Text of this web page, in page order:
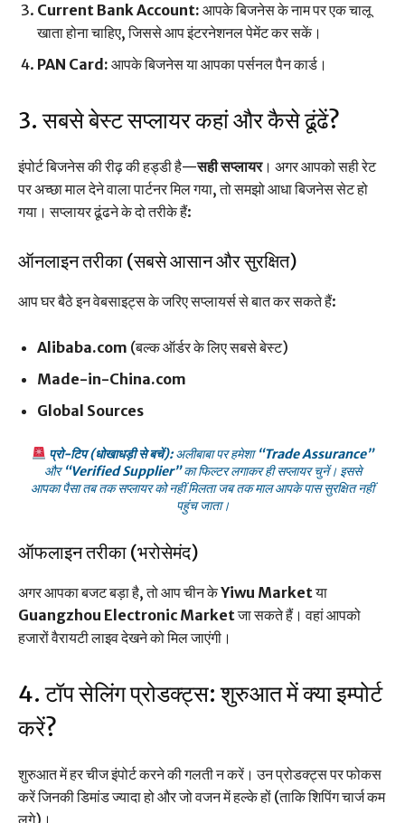
Current Bank Account: आपके बिजनेस के नाम पर एक चालू
खाता होना चाहिए, जिससे आप इंटरनेशनल पेमेंट कर सकें।
PAN Card: आपके बिजनेस या आपका पर्सनल पैन कार्ड।
3. सबसे बेस्ट सप्लायर कहां और कैसे ढूंढें?
इंपोर्ट बिजनेस की रीढ़ की हड्डी है—सही सप्लायर। अगर आपको सही रेट
पर अच्छा माल देने वाला पार्टनर मिल गया, तो समझो आधा बिजनेस सेट हो
गया। सप्लायर ढूंढने के दो तरीके हैं:
ऑनलाइन तरीका (सबसे आसान और सुरक्षित)
आप घर बैठे इन वेबसाइट्स के जरिए सप्लायर्स से बात कर सकते हैं:
Alibaba.com (बल्क ऑर्डर के लिए सबसे बेस्ट)
Made-in-China.com
Global Sources
प्रो-टिप (धोखाधड़ी से बचें):अलीबाबा पर हमेशा“Trade Assurance”
और“Verified Supplier”का फिल्टर लगाकर ही सप्लायर चुनें। इससे
आपका पैसा तब तक सप्लायर को नहीं मिलता जब तक माल आपके पास सुरक्षित नहीं
पहुंच जाता।
ऑफलाइन तरीका (भरोसेमंद)
अगर आपका बजट बड़ा है, तो आप चीन केYiwu Marketया
Guangzhou Electronic Marketजा सकते हैं। वहां आपको
हजारों वैरायटी लाइव देखने को मिल जाएंगी।
4. टॉप सेलिंग प्रोडक्ट्स: शुरुआत में क्या इम्पोर्ट
करें?
शुरुआत में हर चीज इंपोर्ट करने की गलती न करें। उन प्रोडक्ट्स पर फोकस
करें जिनकी डिमांड ज्यादा हो और जो वजन में हल्के हों (ताकि शिपिंग चार्ज कम
लगे)।